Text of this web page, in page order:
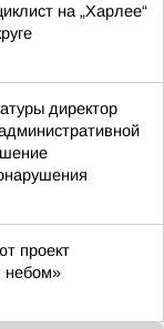
на „Харлее“
директор
проект
небом»